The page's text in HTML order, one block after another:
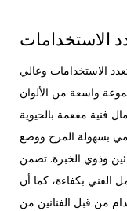
الاستخدامات
من 12 لونًا خيارًا متعدد الاستخدامات وعالي
واسعة من الألوان
فنية مفعمة بالحيوية
بسهولة المزج ووضع
وذوي الخبرة. تضمن
الفني بكفاءة، كما أن
من قبل الفنانين من